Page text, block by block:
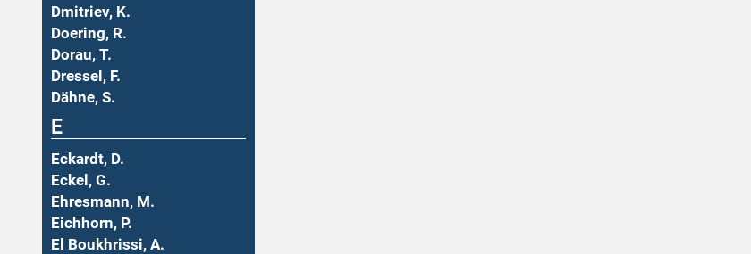
Dmitriev, K.
Doering, R.
Dorau, T.
Dressel, F.
Dähne, S.
E
Eckardt, D.
Eckel, G.
Ehresmann, M.
Eichhorn, P.
El Boukhrissi, A.